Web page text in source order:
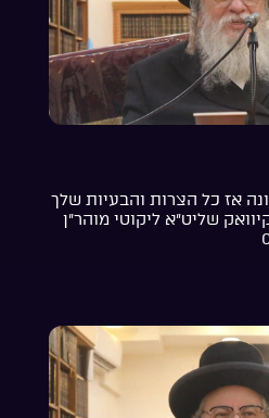
אז כל הצרות והבעיות שלך
שליט”א ליקוטי מוהר”ן